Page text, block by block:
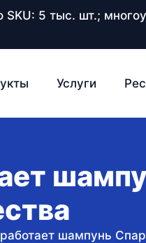
SKU: 5 тыс. шт.;
Услуги
шампунь